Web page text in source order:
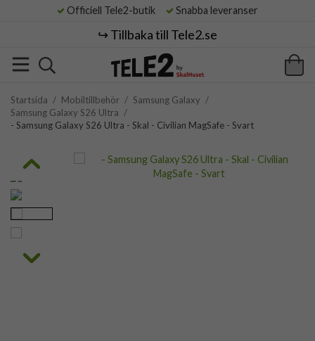
Officiell Tele2-butik Snabba leveranser
↪️ Tillbaka till Tele2.se
Startsida / Mobiltillbehör / Samsung Galaxy /
Samsung Galaxy S26 Ultra /
- Samsung Galaxy S26 Ultra - Skal - Civilian MagSafe - Svart